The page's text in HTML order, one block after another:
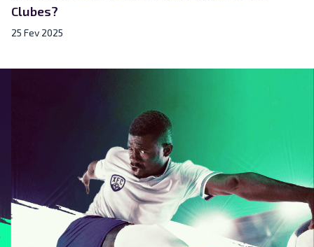
Clubes?
25 Fev 2025